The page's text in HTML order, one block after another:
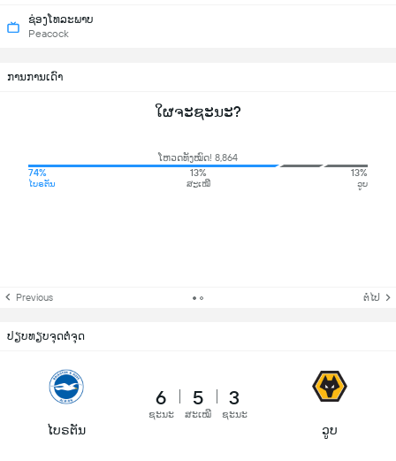
ຊ່ອງໂທລະພາບ
Peacock
ການການເດົາ
ໃຜຈະຊະນະ?
ໂຫວດທັງໝົດ! 8,864
74%
ໄບຣຕັນ
13%
ສະເໝີ
13%
ວູບ
Previous ຕໍ່ໄປ
ປຽບທຽບຈຸດຕໍ່ຈຸດ
ໄບຣຕັນ
6
ຊະນະ
5
ສະເໝີ
3
ຊະນະ
ວູບ